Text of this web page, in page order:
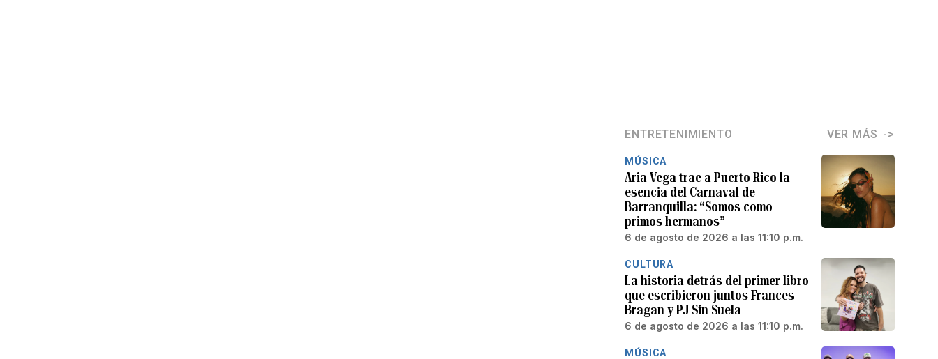
ENTRETENIMIENTO VER MÁS
MÚSICA
Aria Vega trae a Puerto Rico la
esencia del Carnaval de
Barranquilla: “Somos como
primos hermanos”
6 de agosto de 2026 a las 11:10 p.m.
CULTURA
La historia detrás del primer libro
que escribieron juntos Frances
Bragan y PJ Sin Suela
6 de agosto de 2026 a las 11:10 p.m.
MÚSICA